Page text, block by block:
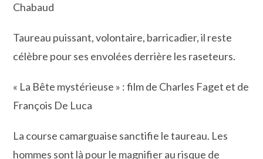
Chabaud
Taureau puissant, volontaire, barricadier, il reste
célèbre pour ses envolées derrière les raseteurs.
« La Bête mystérieuse » : film de Charles Faget et de
François De Luca
La course camarguaise sanctifie le taureau. Les
hommes sont là pour le magnifier au risque de